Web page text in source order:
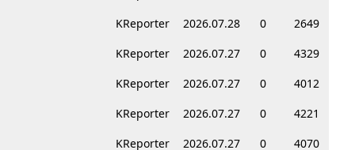
KReporter
2026.07.28 0
2649
KReporter
2026.07.27 0
4329
KReporter
2026.07.27 0
4012
KReporter
2026.07.27 0
4221
KReporter
2026.07.27 0
4070